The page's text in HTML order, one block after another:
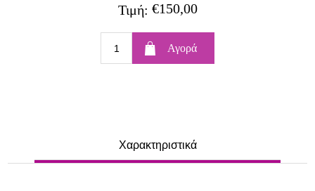
Τιμή: €150,00
Χαρακτηριστικά